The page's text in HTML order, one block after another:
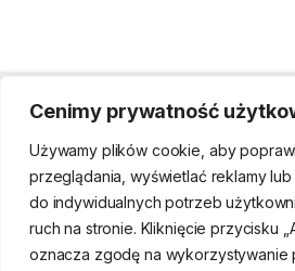
Cenimy prywatność
Używamy plików cookie, aby
przeglądania, wyświetlać reklamy
do indywidualnych potrzeb
ruch na stronie. Kliknięcie przycisku
oznacza zgodę na wykorzystywanie
Strefa klienta